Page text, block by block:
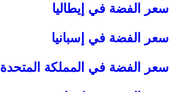
سعر الفضة في إيطاليا
سعر الفضة في إسبانيا
سعر الفضة في المملكة المتحدة